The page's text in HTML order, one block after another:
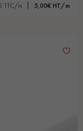
TTC/m 5,00€ HT/m